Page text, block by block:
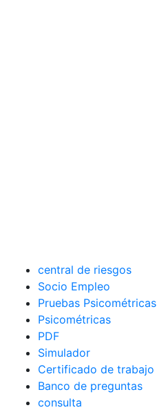
central de riesgos
Socio Empleo
Pruebas Psicométricas
Psicométricas
PDF
Simulador
Certificado de trabajo
Banco de preguntas
consulta